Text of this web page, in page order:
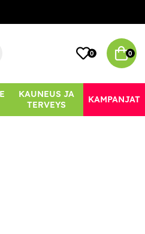
0 0
KAUNEUS JA
TERVEYS
KAMPANJAT